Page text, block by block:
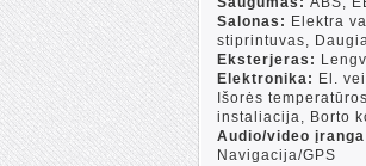
Salonas: Elektra
stiprintuvas,
Eksterjeras:
Elektronika: El.
Išorės
instaliacija, Borto
Audio/video
Navigacija/GPS